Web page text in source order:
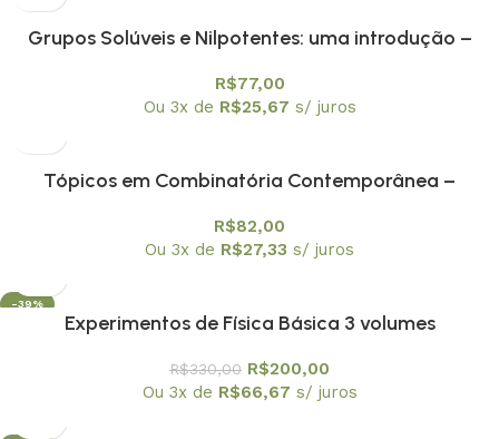
Grupos Solúveis e Nilpotentes: uma introdução –
R$77,00
Ou 3x de R$25,67 s/ juros
Tópicos em Combinatória Contemporânea –
R$82,00
Ou 3x de R$27,33 s/ juros
-39%
Experimentos de Física Básica 3 volumes
R$330,00 R$200,00
Ou 3x de R$66,67 s/ juros